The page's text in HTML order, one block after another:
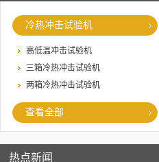
冷热冲击试验机
高低温冲击试验机
三箱冷热冲击试验机
两箱冷热冲击试验机
查看全部
热点新闻